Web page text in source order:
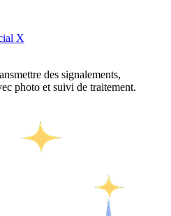
X
des signalements,
photo et suivi de traitement.